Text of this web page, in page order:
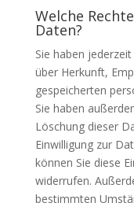
Welche
Daten?
Sie haben
über Herkunft,
gespeicherten
Sie haben
Löschung dieser
Einwilligung zur
können Sie diese
widerrufen.
bestimmten